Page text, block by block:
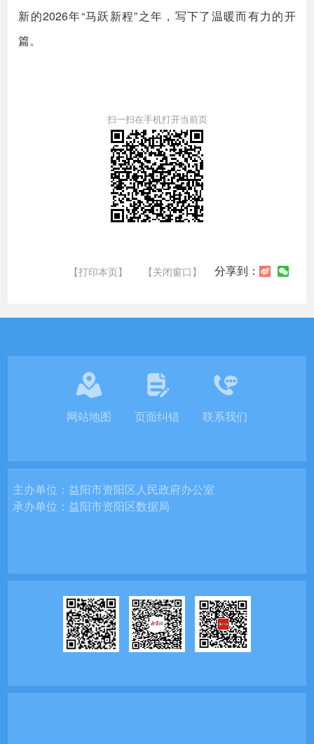
新的2026年“马跃新程”之年，写下了温暖而有力的开
篇。
扫一扫在手机打开当前页
【打印本页】 【关闭窗口】 分享到：
网站地图 页面纠错 联系我们
主办单位：益阳市资阳区人民政府办公室
承办单位：益阳市资阳区数据局